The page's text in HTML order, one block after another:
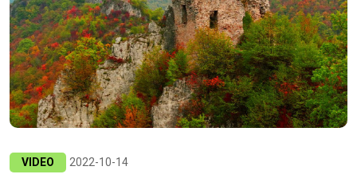
VIDEO 2022-10-14